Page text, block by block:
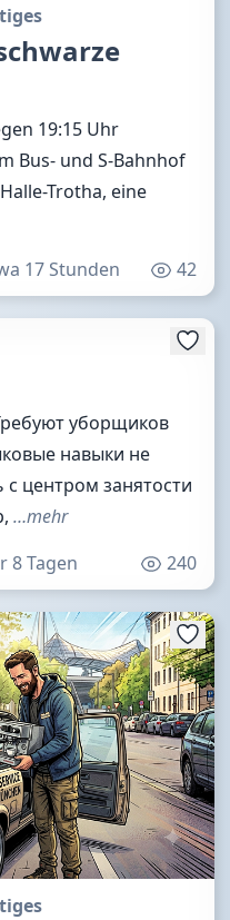
19:15 Uhr
Bus- und S-Bahnhof
Trotha, eine
17 Stunden 42
уборщиков
навыки не
центром занятости
…mehr
8 Tagen 240